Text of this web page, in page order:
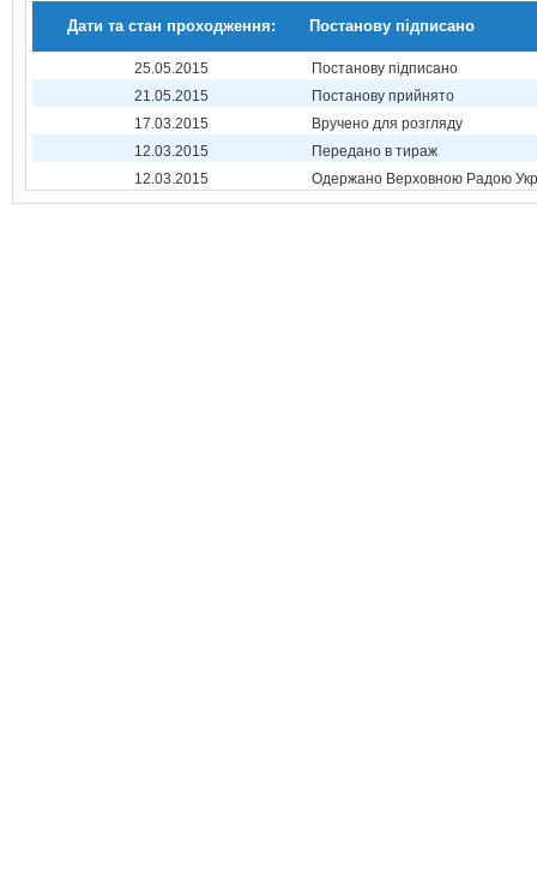
Дати та стан проходження: Постанову підписано
25.05.2015
Постанову підписано
21.05.2015
Постанову прийнято
17.03.2015
Вручено для розгляду
12.03.2015
Передано в тираж
12.03.2015
Одержано Верховною Радою